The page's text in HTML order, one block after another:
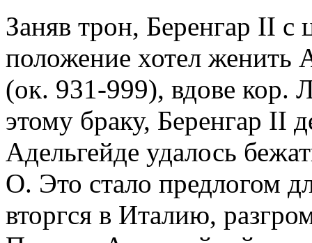
Заняв трон, Беренгар II с
положение хотел женить
(ок. 931-999), вдове кор.
этому браку, Беренгар II
Адельгейде удалось
О. Это стало предлогом
вторгся в Италию,